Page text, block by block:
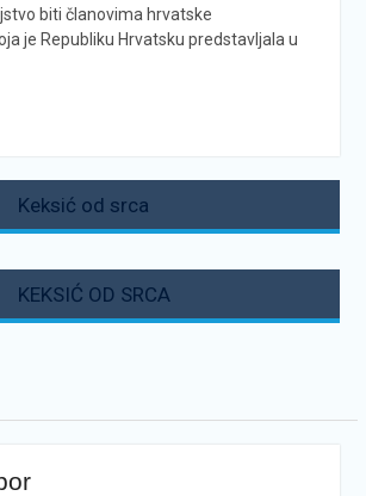
biti članovima hrvatske
je Republiku Hrvatsku predstavljala u
Prethodno:
Keksić od srca
Sljedeće:
KEKSIĆ OD SRCA